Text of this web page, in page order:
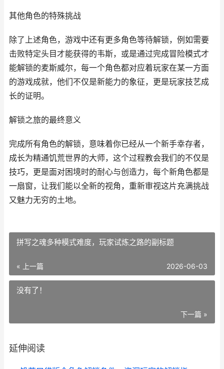
其他角色的特殊挑战
除了上述角色，游戏中还有更多角色等待解锁，例如需要
击败特定头目才能获得的韦斯，或是通过完成冒险模式才
能解锁的麦斯威尔，每一个角色都对应着玩家在某一方面
的游戏成就，他们不仅是新能力的象征，更是玩家技艺成
长的证明。
解锁之旅的最终意义
完成所有角色的解锁，意味着你已经从一个新手幸存者，
成长为精通饥荒世界的大师，这个过程教会我们的不仅是
技巧，更是面对困境时的耐心与创造力，每个新角色都是
一扇窗，让我们能以全新的视角，重新审视这片充满挑战
又魅力无穷的土地。
拼写之魂多种模式难度，玩家试炼之路的副标题
« 上一篇 2026-06-03
没有了！
下一篇 »
延伸阅读